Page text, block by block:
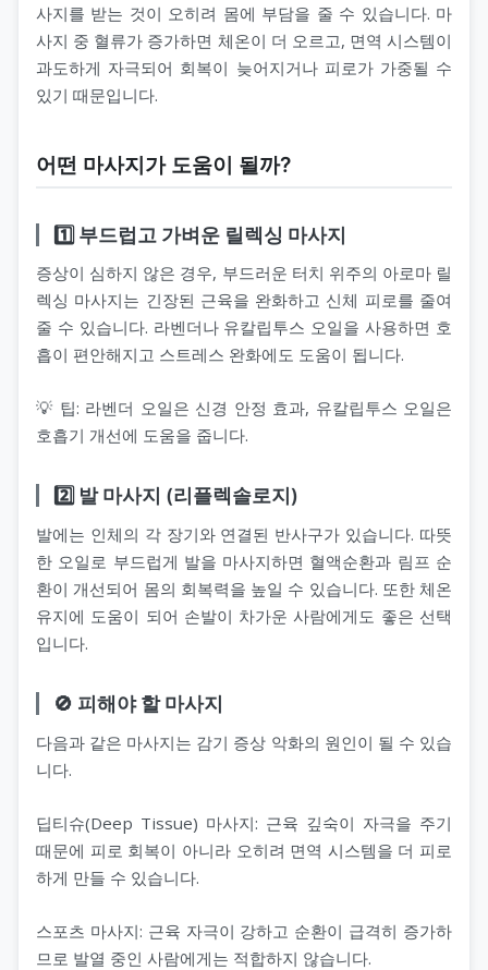
사지를 받는 것이 오히려 몸에 부담을 줄 수 있습니다. 마
사지 중 혈류가 증가하면 체온이 더 오르고, 면역 시스템이
과도하게 자극되어 회복이 늦어지거나 피로가 가중될 수
있기 때문입니다.
어떤 마사지가 도움이 될까?
1️⃣ 부드럽고 가벼운 릴렉싱 마사지
증상이 심하지 않은 경우, 부드러운 터치 위주의 아로마 릴
렉싱 마사지는 긴장된 근육을 완화하고 신체 피로를 줄여
줄 수 있습니다. 라벤더나 유칼립투스 오일을 사용하면 호
흡이 편안해지고 스트레스 완화에도 도움이 됩니다.
💡 팁: 라벤더 오일은 신경 안정 효과, 유칼립투스 오일은
호흡기 개선에 도움을 줍니다.
2️⃣ 발 마사지 (리플렉솔로지)
발에는 인체의 각 장기와 연결된 반사구가 있습니다. 따뜻
한 오일로 부드럽게 발을 마사지하면 혈액순환과 림프 순
환이 개선되어 몸의 회복력을 높일 수 있습니다. 또한 체온
유지에 도움이 되어 손발이 차가운 사람에게도 좋은 선택
입니다.
🚫 피해야 할 마사지
다음과 같은 마사지는 감기 증상 악화의 원인이 될 수 있습
니다.
딥티슈(Deep Tissue) 마사지: 근육 깊숙이 자극을 주기
때문에 피로 회복이 아니라 오히려 면역 시스템을 더 피로
하게 만들 수 있습니다.
스포츠 마사지: 근육 자극이 강하고 순환이 급격히 증가하
므로 발열 중인 사람에게는 적합하지 않습니다.